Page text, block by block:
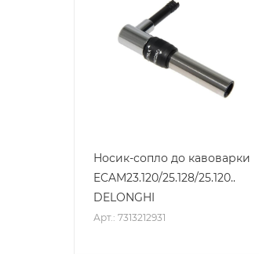
Носик-сопло до кавоварки
ECAM23.120/25.128/25.120..
DELONGHI
Арт.: 7313212931